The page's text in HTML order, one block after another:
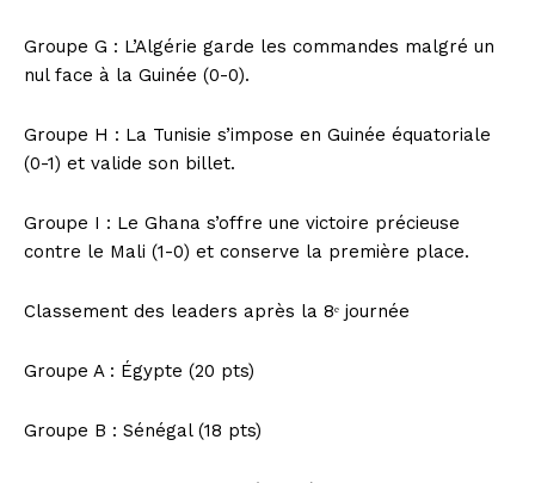
Groupe G : L’Algérie garde les commandes malgré un
nul face à la Guinée (0-0).
Groupe H : La Tunisie s’impose en Guinée équatoriale
(0-1) et valide son billet.
Groupe I : Le Ghana s’offre une victoire précieuse
contre le Mali (1-0) et conserve la première place.
Classement des leaders après la 8ᵉ journée
Groupe A : Égypte (20 pts)
Groupe B : Sénégal (18 pts)